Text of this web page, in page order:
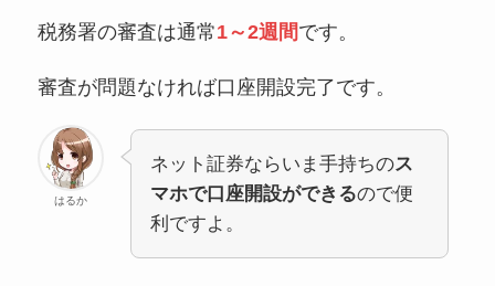
税務署の審査は通常1～2週間です。
審査が問題なければ口座開設完了です。
はるか
ネット証券ならいま手持ちのス
マホで口座開設ができるので便
利ですよ。